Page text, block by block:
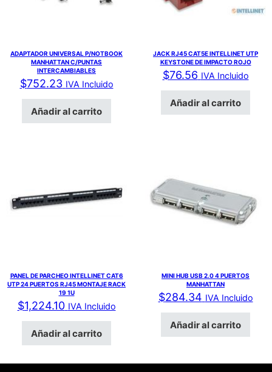
ADAPTADOR UNIVERSAL P/NOTBOOK
MANHATTAN C/PUNTAS
INTERCAMBIABLES
$752.23 IVA Incluido
Añadir al carrito
JACK RJ45 CAT5E INTELLINET UTP
KEYSTONE DE IMPACTO ROJO
$76.56 IVA Incluido
Añadir al carrito
PANEL DE PARCHEO INTELLINET CAT6
UTP 24 PUERTOS RJ45 MONTAJE RACK
19 1U
$1,224.10 IVA Incluido
Añadir al carrito
MINI HUB USB 2.0 4 PUERTOS
MANHATTAN
$284.34 IVA Incluido
Añadir al carrito